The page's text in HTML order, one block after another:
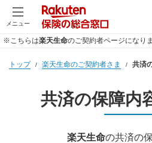
メニュー
※こちらは楽天生命のご契約者ページになり
トップ 楽天生命のご契約者さま 共済
共済の保障内
楽天生命の共済の